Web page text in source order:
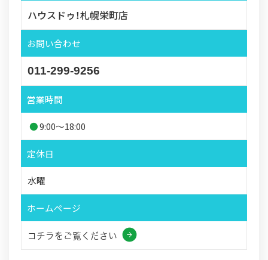
ハウスドゥ！札幌栄町店
お問い合わせ
011-299-9256
営業時間
9:00～18:00
定休日
水曜
ホームページ
コチラをご覧ください